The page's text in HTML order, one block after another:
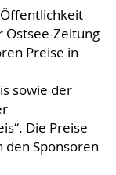
Ostsee-Zeitung
Preise in
sowie der
Die Preise
Sponsoren